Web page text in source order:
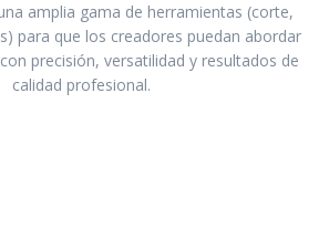
amplia gama de herramientas (corte,
para que los creadores puedan abordar
precisión, versatilidad y resultados de
calidad profesional.